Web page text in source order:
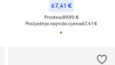
67,41 €
Prvotno: 89,90 €
Posljednja najniža cijena:67,41 €